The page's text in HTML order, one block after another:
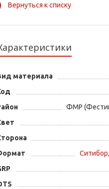
Вернуться к списку
материала
ФМР